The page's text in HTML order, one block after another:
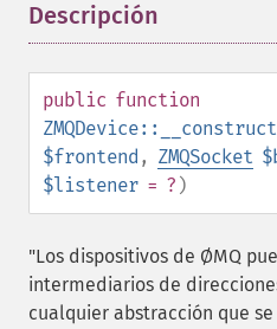
Descripción
public function
ZMQDevice::__construct
$frontend , ZMQSocket
$listener = ? )
"Los dispositivos de ØMQ
intermediarios de
cualquier abstracción que